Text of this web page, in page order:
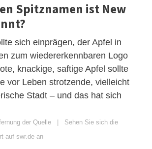
Spitznamen ist New
sich einprägen, der Apfel in
zum wiedererkennbaren Logo
knackige, saftige Apfel sollte
vor Leben strotzende, vielleicht
Stadt – und das hat sich
der Quelle | Sehen Sie sich die
auf swr.de an